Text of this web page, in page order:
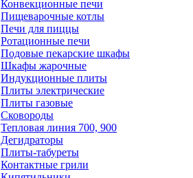
Конвекционные печи
Пищеварочные котлы
Печи для пиццы
Ротационные печи
Подовые пекарские шкафы
Шкафы жарочные
Индукционные плиты
Плиты электрические
Плиты газовые
Сковороды
Тепловая линия 700, 900
Дегидраторы
Плиты-табуреты
Контактные грили